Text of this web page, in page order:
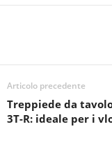
Articolo precedente
Treppiede da
3T-R: ideale per i